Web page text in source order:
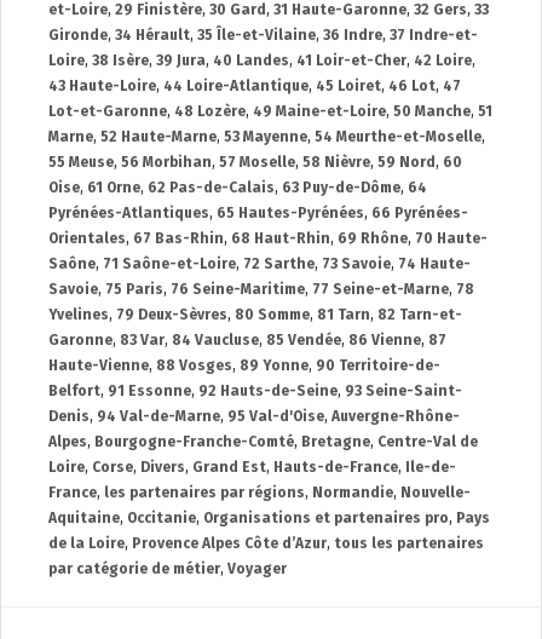
et-Loire, 29 Finistère, 30 Gard , 31 Haute-Garonne, 32 Gers, 33
Gironde, 34 Hérault, 35 Île-et-Vilaine, 36 Indre, 37 Indre-et-
Loire, 38 Isère, 39 Jura, 40 Landes, 41 Loir-et-Cher, 42 Loire,
43 Haute-Loire, 44 Loire-Atlantique, 45 Loiret, 46 Lot, 47
Lot-et-Garonne, 48 Lozère, 49 Maine-et-Loire, 50 Manche, 51
Marne, 52 Haute-Marne, 53 Mayenne, 54 Meurthe-et-Moselle,
55 Meuse, 56 Morbihan, 57 Moselle, 58 Nièvre, 59 Nord , 60
Oise, 61 Orne, 62 Pas-de-Calais, 63 Puy-de-Dôme, 64
Pyrénées-Atlantiques, 65 Hautes-Pyrénées, 66 Pyrénées-
Orientales, 67 Bas-Rhin, 68 Haut-Rhin, 69 Rhône, 70 Haute-
Saône, 71 Saône-et-Loire, 72 Sarthe, 73 Savoie, 74 Haute-
Savoie, 75 Paris, 76 Seine-Maritime, 77 Seine-et-Marne, 78
Yvelines, 79 Deux-Sèvres, 80 Somme, 81 Tarn, 82 Tarn-et-
Garonne, 83 Var, 84 Vaucluse, 85 Vendée, 86 Vienne, 87
Haute-Vienne, 88 Vosges, 89 Yonne, 90 Territoire-de-
Belfort, 91 Essonne, 92 Hauts-de-Seine, 93 Seine-Saint-
Denis, 94 Val-de-Marne, 95 Val-d'Oise, Auvergne-Rhône-
Alpes, Bourgogne-Franche-Comté, Bretagne, Centre-Val de
Loire, Corse, Divers, Grand Est, Hauts-de-France,
Ile-de-
France, les partenaires par régions, Normandie, Nouvelle-
Aquitaine, Occitanie, Organisations et partenaires pro, Pays
de la Loire, Provence Alpes Côte d’Azur, tous les partenaires
par catégorie de métier, Voyager